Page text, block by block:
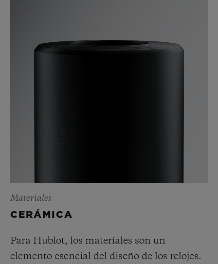
Materiales
CERÁMICA
Para Hublot, los materiales son un
elemento esencial del diseño de los relojes.